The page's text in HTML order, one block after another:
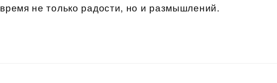
не только радости, но и размышлений.